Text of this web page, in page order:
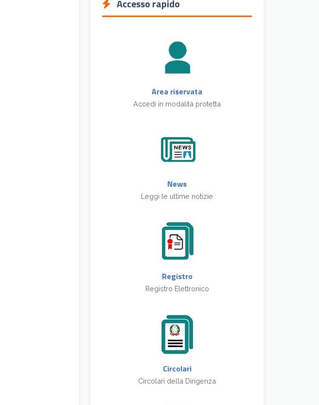
Accesso rapido
Area riservata
Accedi in modalità protetta
News
Leggi le ultime notizie
Registro
Registro Elettronico
Circolari
Circolari della Dirigenza